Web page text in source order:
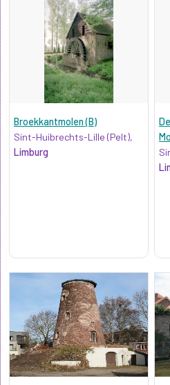
Broekkantmolen (B)
Sint-Huibrechts-Lille (Pelt),
Limburg